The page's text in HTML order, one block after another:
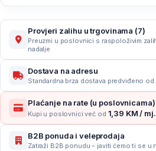
Provjeri zalihu u trgovinama (7)
Preuzmi u poslovnici s raspoloživim
nadalje
Dostava na adresu
Standardna brza dostava predviđeno od
Plaćanje na rate (u poslovnicama)
Kupi u poslovnici već od 1,39 KM / mj.
B2B ponuda i veleprodaja
Zatraži B2B ponudu – javiti ćemo ti se u